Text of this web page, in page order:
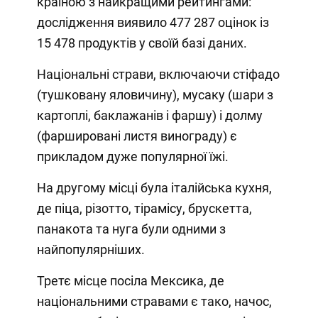
дослідження виявило 477 287 оцінок із
15 478 продуктів у своїй базі даних.
Національні страви, включаючи стіфадо
(тушковану яловичину), мусаку (шари з
картоплі, баклажанів і фаршу) і долму
(фаршировані листя винограду) є
прикладом дуже популярної їжі.
На другому місці була італійська кухня,
де піца, різотто, тірамісу, брускетта,
панакота та нуга були одними з
найпопулярніших.
Третє місце посіла Мексика, де
національними стравами є тако, начос,